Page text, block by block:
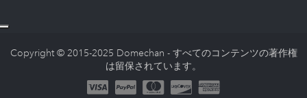
Copyright © 2015-2025 Domechan - すべてのコンテンツの著作権
は留保されています。